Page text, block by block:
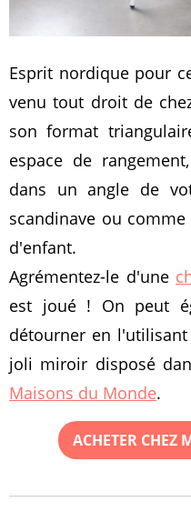
Esprit nordique pour
venu tout droit de
son format
espace de
dans un angle de
scandinave ou
d'enfant.
Agrémentez-le d'une
est joué ! On peut
détourner en
joli miroir disposé
Maisons du Monde.
ACHETER CHEZ